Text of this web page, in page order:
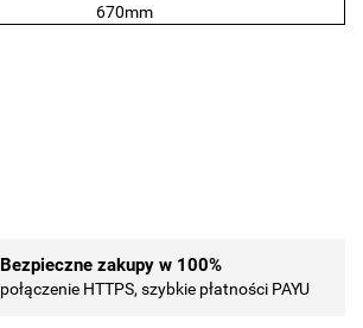
670mm
101 INC
Bezpieczne zakupy w 100%
połączenie HTTPS, szybkie płatności PAYU